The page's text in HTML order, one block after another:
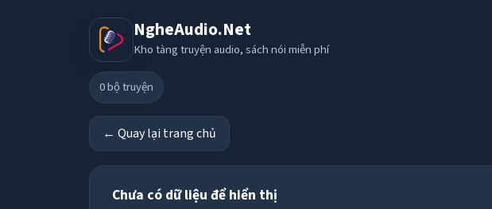
NgheAudio.Net
Kho tàng truyện audio, sách nói miễn phí
0bộ truyện
← Quay lại trang chủ
Chưa có dữ liệu để hiển thị